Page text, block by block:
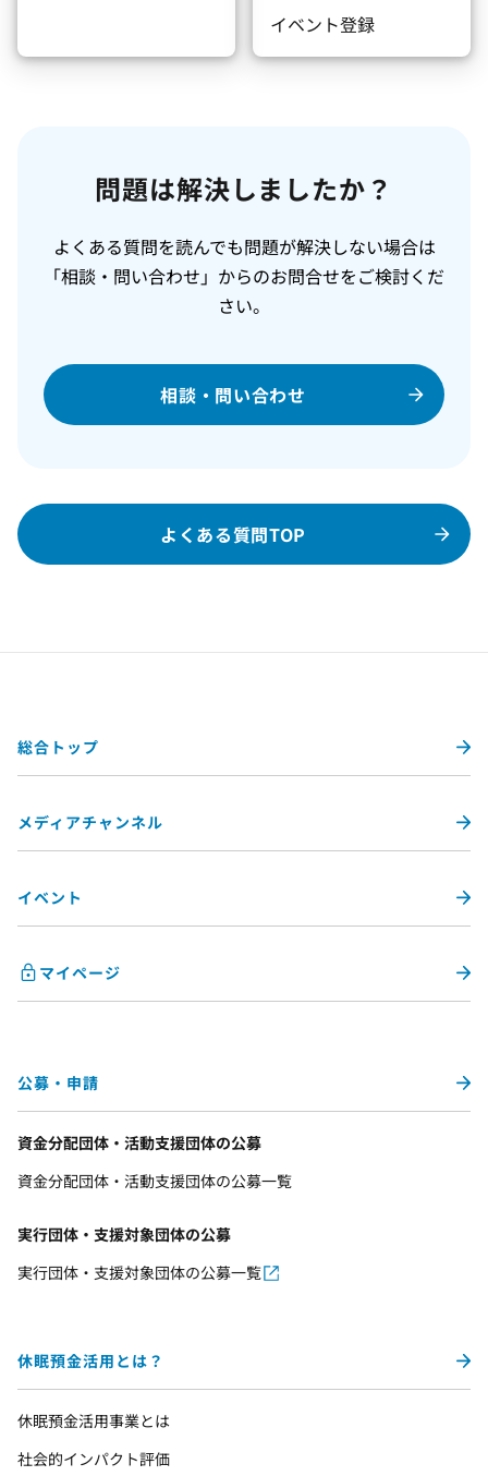
イベント登録
問題は解決しましたか？
よくある質問を読んでも問題が解決しない場合は
「相談・問い合わせ」からのお問合せをご検討くだ
さい。
相談・問い合わせ
よくある質問TOP
総合トップ
メディアチャンネル
イベント
マイページ
公募・申請
資金分配団体・活動支援団体の公募
資金分配団体・活動支援団体の公募一覧
実行団体・支援対象団体の公募
実行団体・支援対象団体の公募一覧
休眠預金活用とは？
休眠預金活用事業とは
社会的インパクト評価